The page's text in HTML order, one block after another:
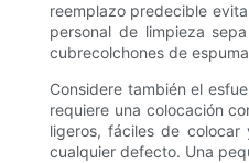
reemplazo predecible
personal de limpieza
cubrecolchones de
Considere también el
requiere una colocación
ligeros, fáciles de colocar
cualquier defecto. Una